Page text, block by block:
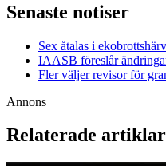
Senaste notiser
Sex åtalas i
IAASB föreslår
Fler väljer revisor för
Annons
Relaterade artiklar